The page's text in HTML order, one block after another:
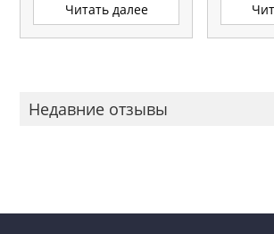
Читать далее
Недавние отзывы